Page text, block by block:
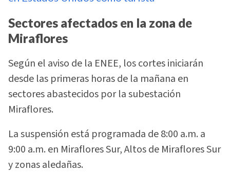
Sectores afectados en la zona de
Miraflores
Según el aviso de la ENEE, los cortes iniciarán
desde las primeras horas de la mañana en
sectores abastecidos por la subestación
Miraflores.
La suspensión está programada de 8:00 a.m. a
9:00 a.m. en Miraflores Sur, Altos de Miraflores Sur
y zonas aledañas.